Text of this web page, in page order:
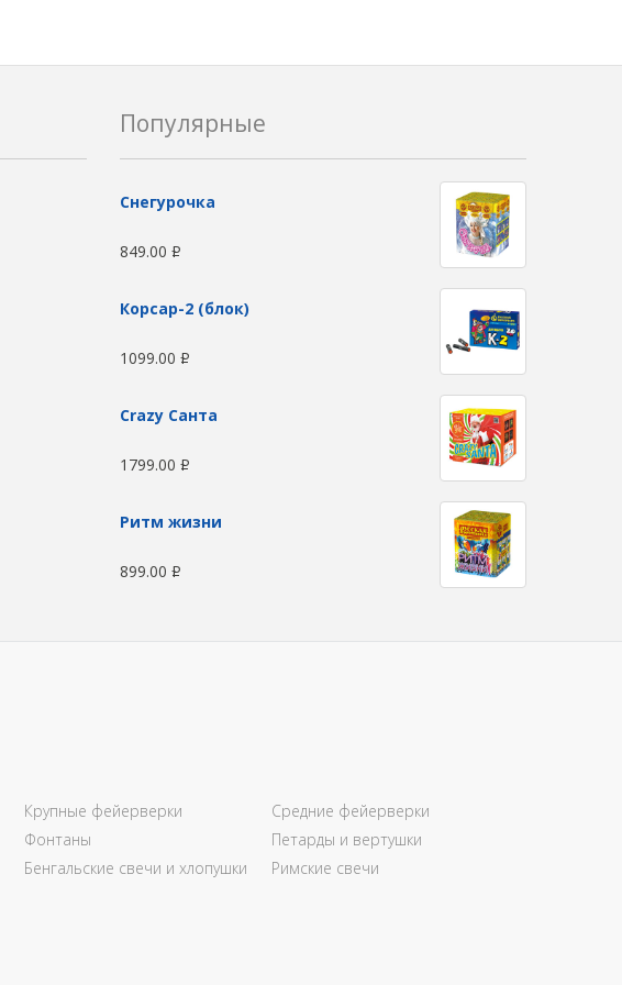
Популярные
Снегурочка
849.00 Р
Корсар-2 (блок)
1099.00 Р
Сrazy Санта
1799.00 Р
Ритм жизни
899.00 Р
Крупные фейерверки
Средние фейерверки
Фонтаны
Петарды и вертушки
Бенгальские свечи и хлопушки
Римские свечи